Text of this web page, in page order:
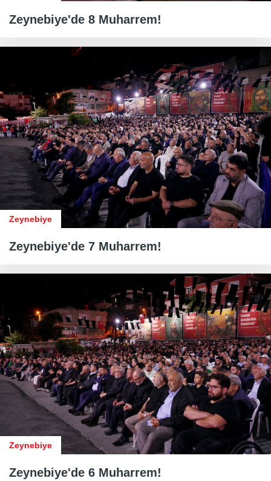
Zeynebiye'de 8 Muharrem!
Zeynebiye
Zeynebiye'de 7 Muharrem!
Zeynebiye
Zeynebiye'de 6 Muharrem!